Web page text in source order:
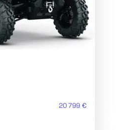
20 799 €